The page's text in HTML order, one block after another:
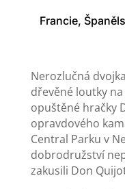
Francie,
Nerozlučná
dřevěné loutky
opuštěné hračky
opravdového
Central Parku v
dobrodružství
zakusili Don